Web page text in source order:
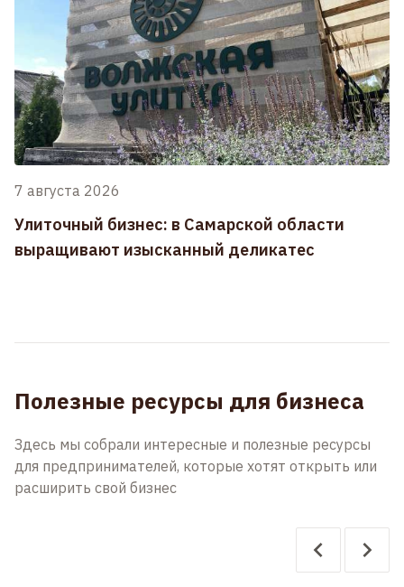
7 августа 2026
Улиточный бизнес: в Самарской области
выращивают изысканный деликатес
Полезные ресурсы для бизнеса
Здесь мы собрали интересные и полезные ресурсы
для предпринимателей, которые хотят открыть или
расширить свой бизнес